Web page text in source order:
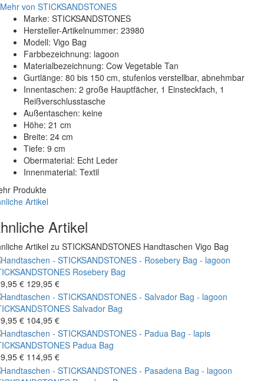
Mehr von STICKSANDSTONES
Marke: STICKSANDSTONES
Hersteller-Artikelnummer: 23980
Modell: Vigo Bag
Farbbezeichnung: lagoon
Materialbezeichnung: Cow Vegetable Tan
Gurtlänge: 80 bis 150 cm, stufenlos verstellbar, abnehmbar
Innentaschen: 2 große Hauptfächer, 1 Einsteckfach, 1
Reißverschlusstasche
Außentaschen: keine
Höhe: 21 cm
Breite: 24 cm
Tiefe: 9 cm
Obermaterial: Echt Leder
Innenmaterial: Textil
Produkte
Artikel
Artikel
Artikel zu STICKSANDSTONES Handtaschen Vigo Bag
Rosebery Bag
€ 129,95 €
Salvador Bag
€ 104,95 €
Padua Bag
€ 114,95 €